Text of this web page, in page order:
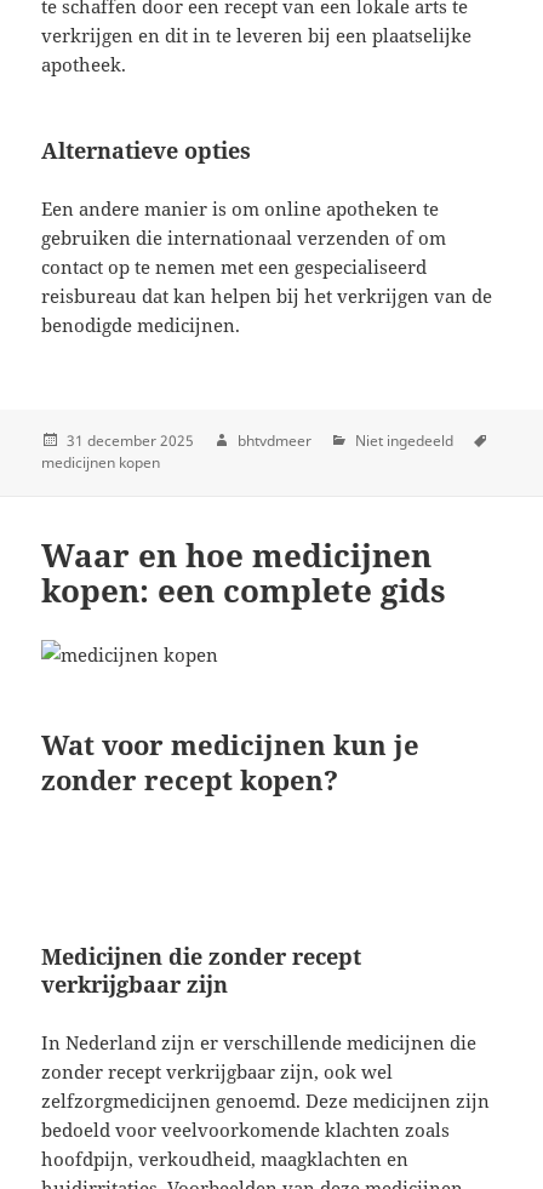
te schaffen door een recept van een lokale arts te
verkrijgen en dit in te leveren bij een plaatselijke
apotheek.
Alternatieve opties
Een andere manier is om online apotheken te
gebruiken die internationaal verzenden of om
contact op te nemen met een gespecialiseerd
reisbureau dat kan helpen bij het verkrijgen van de
benodigde medicijnen.
31 december 2025 bhtvdmeer
Niet ingedeeld
medicijnen kopen
Waar en hoe medicijnen
kopen: een complete gids
Wat voor medicijnen kun je
zonder recept kopen?
Medicijnen die zonder recept
verkrijgbaar zijn
In Nederland zijn er verschillende medicijnen die
zonder recept verkrijgbaar zijn, ook wel
zelfzorgmedicijnen genoemd. Deze medicijnen zijn
bedoeld voor veelvoorkomende klachten zoals
hoofdpijn, verkoudheid, maagklachten en